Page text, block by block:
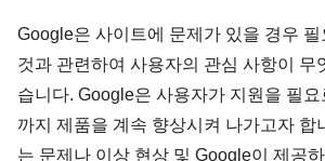
Google은 사이트에 문제가 있을 경우
것과 관련하여 사용자의 관심 사항이 무
습니다. Google은 사용자가 지원을 필
까지 제품을 계속 향상시켜 나가고자 합
는 문제나 이상 현상 및 Google이 제공